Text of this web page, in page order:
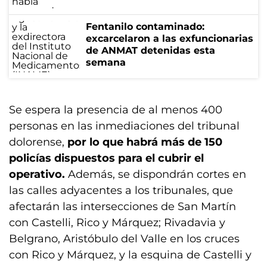
Fentanilo contaminado:
excarcelaron a las exfuncionarias
de ANMAT detenidas esta
semana
Se espera la presencia de al menos 400
personas en las inmediaciones del tribunal
dolorense, por lo que habrá más de 150
policías dispuestos para el cubrir el
operativo. Además, se dispondrán cortes en
las calles adyacentes a los tribunales, que
afectarán las intersecciones de San Martín
con Castelli, Rico y Márquez; Rivadavia y
Belgrano, Aristóbulo del Valle en los cruces
con Rico y Márquez, y la esquina de Castelli y